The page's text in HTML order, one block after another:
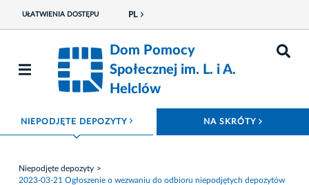
UŁATWIENIA DOSTĘPU PL
Dom Pomocy
Społecznej im. L. i A.
Helclów
NIEPODJĘTE DEPOZYTYROZWIŃ MENU NA SKRÓTY
Niepodjęte depozyty
2023-03-21 Ogłoszenie o wezwaniu do odbioru niepodjętych depozytów